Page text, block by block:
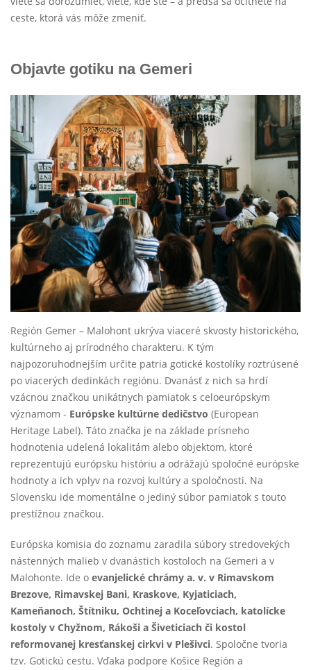
ceste, ktorá vás môže zmeniť.
Objavte gotiku na Gemeri
Región Gemer – Malohont ukrýva viaceré skvosty historického,
kultúrneho aj prírodného charakteru. K tým
najpozoruhodnejším určite patria gotické kostolíky roztrúsené
po viacerých dedinkách regiónu. Dvanásť z nich sa hrdí
vzácnou značkou unikátnych pamiatok s celoeurópskym
významom - Európske kultúrne dedičstvo (European
Heritage Label). Táto značka je na základe prísneho
hodnotenia udelená lokalitám alebo objektom, ktoré
reprezentujú európsku históriu a odrážajú spoločné európske
hodnoty a ich vplyv na rozvoj kultúry a spoločnosti. Na
Slovensku ide momentálne o jediný súbor pamiatok s touto
prestížnou značkou.
Európska komisia do zoznamu zaradila súbory stredovekých
nástenných malieb v dvanástich kostoloch na Gemeri a v
Malohonte. Ide o evanjelické chrámy a. v. v Rimavskom
Brezove, Rimavskej Bani, Kraskove, Kyjaticiach,
Kameňanoch, Štítniku, Ochtinej a Koceľovciach, katolícke
kostoly v Chyžnom, Rákoši a Šiveticiach či kostol
reformovanej kresťanskej cirkvi v Plešivci. Spoločne tvoria
tzv. Gotickú cestu. Vďaka podpore Košice Región a